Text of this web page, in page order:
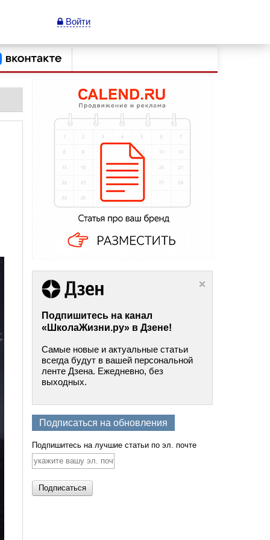
Войти
Подпишитесь на канал
«ШколаЖизни.ру» в Дзене!
Самые новые и актуальные статьи
всегда будут в вашей персональной
ленте Дзена. Ежедневно, без
выходных.
Подписаться на обновления
Подпишитесь на лучшие статьи по эл. почте